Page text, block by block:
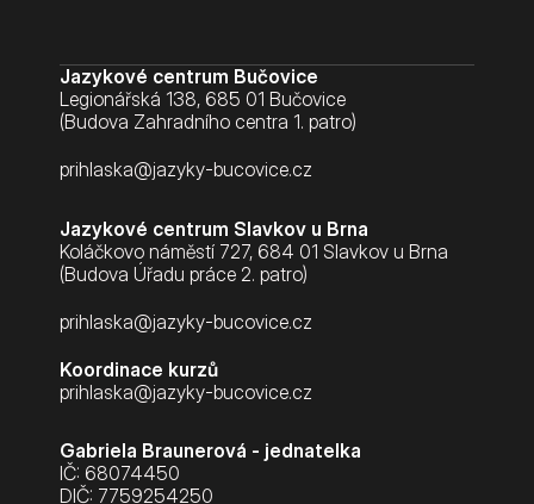
Jazykové centrum Bučovice
Legionářská 138, 685 01 Bučovice
(Budova Zahradního centra 1. patro)
prihlaska@jazyky-bucovice.cz
Jazykové centrum Slavkov u Brna
Koláčkovo náměstí 727, 684 01 Slavkov u Brna
(Budova Úřadu práce 2. patro)
prihlaska@jazyky-bucovice.cz
Koordinace kurzů
prihlaska@jazyky-bucovice.cz
Gabriela Braunerová - jednatelka
IČ: 68074450
DIČ: 7759254250